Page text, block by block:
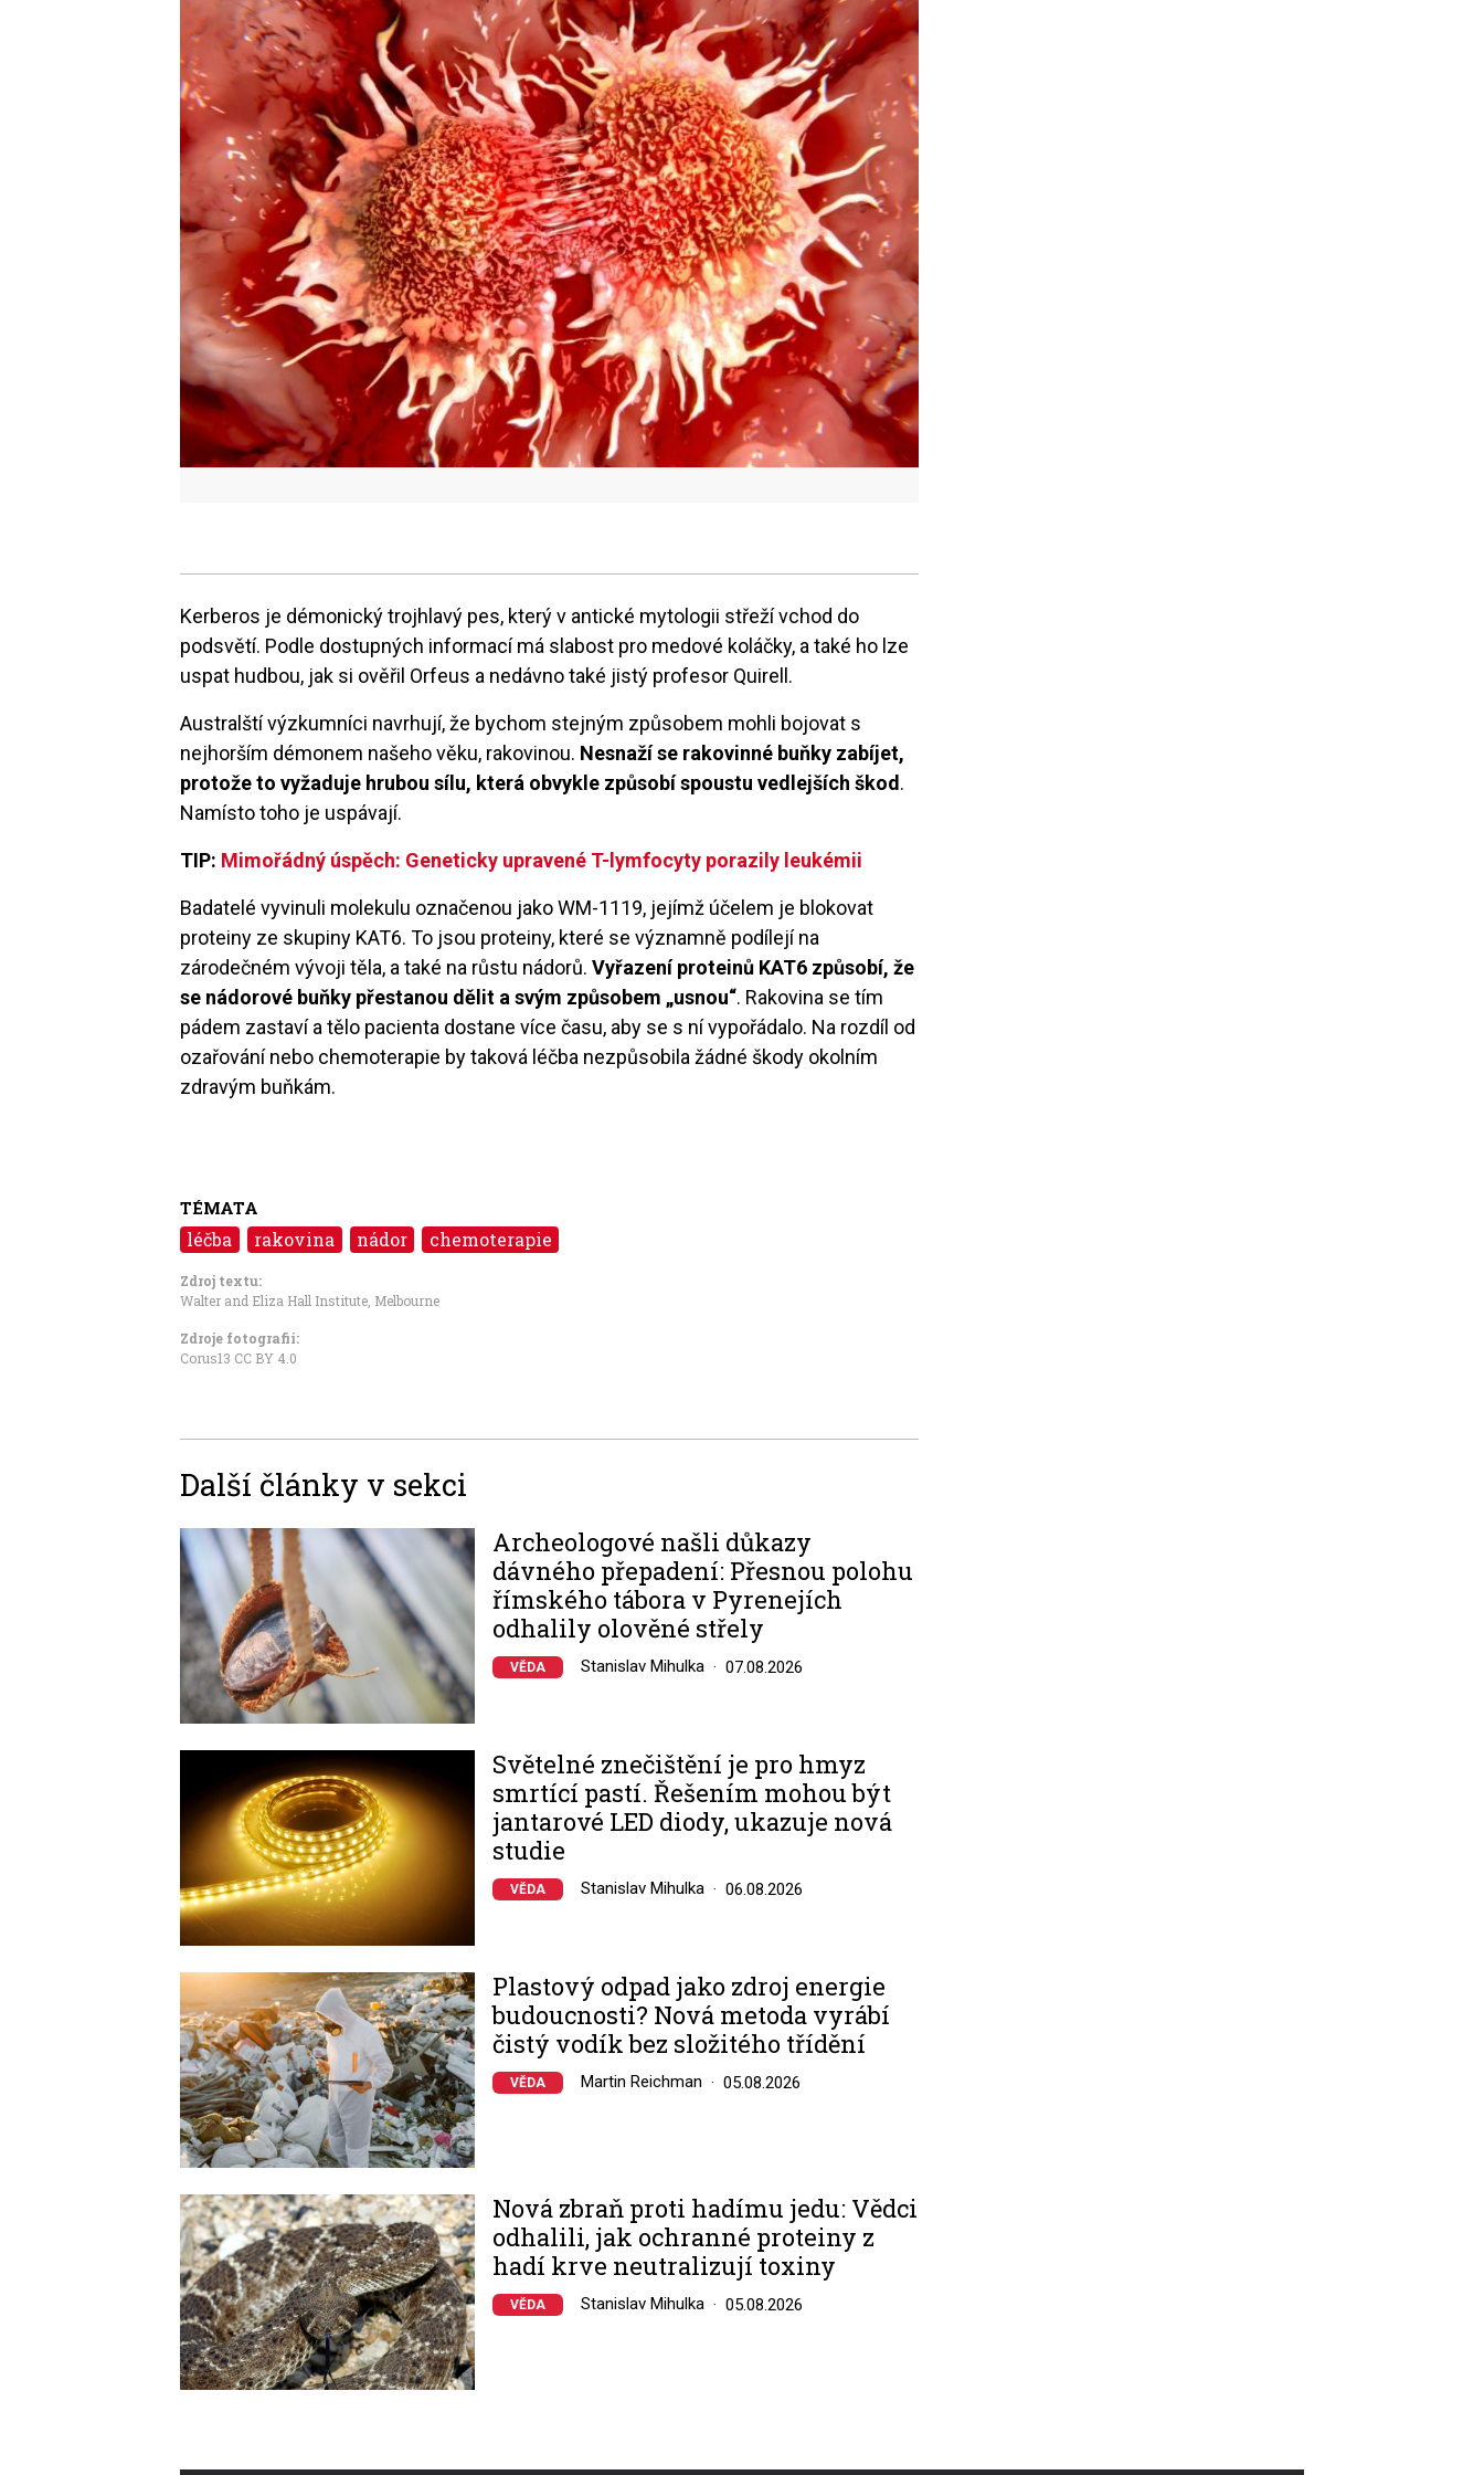
Kerberos je démonický trojhlavý pes, který v antické mytologii střeží vchod do
podsvětí. Podle dostupných informací má slabost pro medové koláčky, a také ho lze
uspat hudbou, jak si ověřil Orfeus a nedávno také jistý profesor Quirell.
Australští výzkumníci navrhují, že bychom stejným způsobem mohli bojovat s
nejhorším démonem našeho věku, rakovinou. Nesnaží se rakovinné buňky zabíjet,
protože to vyžaduje hrubou sílu, která obvykle způsobí spoustu vedlejších škod .
Namísto toho je uspávají.
TIP: Mimořádný úspěch: Geneticky upravené T-lymfocyty porazily leukémii
Badatelé vyvinuli molekulu označenou jako WM-1119, jejímž účelem je blokovat
proteiny ze skupiny KAT6. To jsou proteiny, které se významně podílejí na
zárodečném vývoji těla, a také na růstu nádorů.Vyřazení proteinů KAT6 způsobí, že
se nádorové buňky přestanou dělit a svým způsobem „usnou“. Rakovina se tím
pádem zastaví a tělo pacienta dostane více času, aby se s ní vypořádalo. Na rozdíl od
ozařování nebo chemoterapie by taková léčba nezpůsobila žádné škody okolním
zdravým buňkám.
TÉMATA
léčba rakovina nádor chemoterapie
Zdroj textu:
Walter and Eliza Hall Institute, Melbourne
Zdroje fotografii:
Corus13 CC BY 4.0
Další články v sekci
Image
Archeologové našli důkazy
dávného přepadení: Přesnou polohu
římského tábora v Pyrenejích
odhalily olověné střely
VĚDA Stanislav Mihulka 07.08.2026
Světelné znečištění je pro hmyz
smrtící pastí. Řešením mohou být
jantarové LED diody, ukazuje nová
studie
VĚDA Stanislav Mihulka 06.08.2026
Image
Plastový odpad jako zdroj energie
budoucnosti? Nová metoda vyrábí
čistý vodík bez složitého třídění
VĚDA Martin Reichman 05.08.2026
Image
Nová zbraň proti hadímu jedu: Vědci
odhalili, jak ochranné proteiny z
hadí krve neutralizují toxiny
VĚDA Stanislav Mihulka 05.08.2026